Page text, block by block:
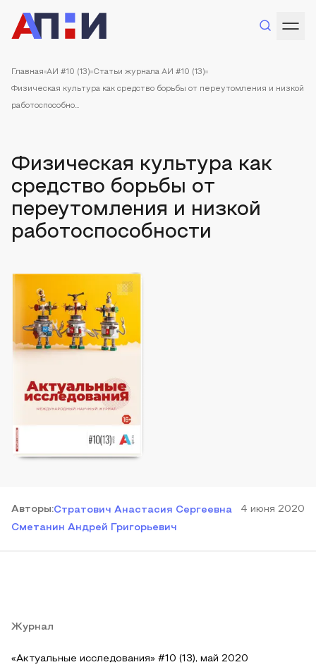
Главная АИ #10 (13) Статьи журнала АИ #10 (13)
Физическая культура как средство борьбы от переутомления и низкой
работоспособно...
Физическая культура как
средство борьбы от
переутомления и низкой
работоспособности
Авторы:Стратович Анастасия Сергеевна
Сметанин Андрей Григорьевич
4 июня 2020
Журнал
«Актуальные исследования» #10 (13), май 2020